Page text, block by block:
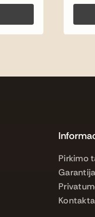
Pirkimo